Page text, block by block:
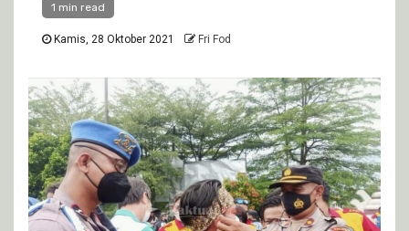
1 min read
Kamis, 28 Oktober 2021 Fri Fod